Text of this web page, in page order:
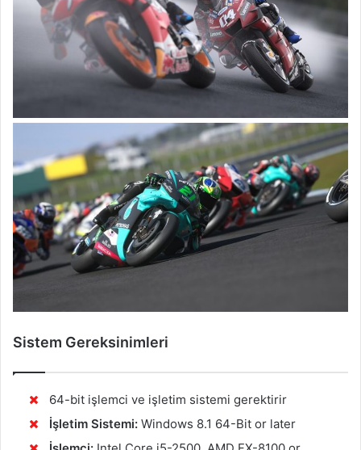
Sistem Gereksinimleri
64-bit işlemci ve işletim sistemi gerektirir
İşletim Sistemi: Windows 8.1 64-Bit or later